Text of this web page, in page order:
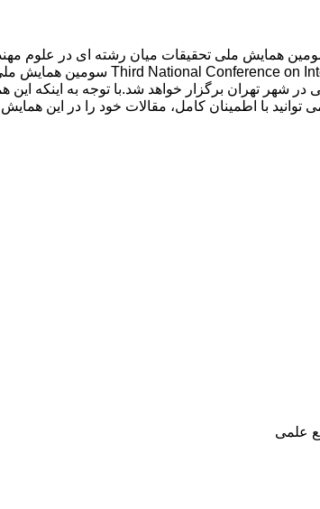
همایش ملی تحقیقات میان رشته ای در علوم
تهران برگزار خواهد شد.با توجه به اینکه این
با اطمینان کامل، مقالات خود را در این همایش
علمی